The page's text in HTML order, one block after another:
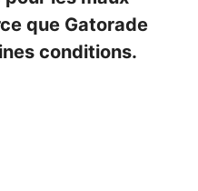
que Gatorade
conditions.